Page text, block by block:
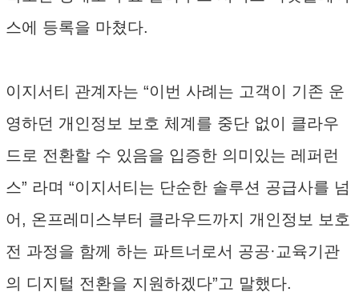
스에 등록을 마쳤다.
이지서티 관계자는 “이번 사례는 고객이 기존 운
영하던 개인정보 보호 체계를 중단 없이 클라우
드로 전환할 수 있음을 입증한 의미있는 레퍼런
스” 라며 “이지서티는 단순한 솔루션 공급사를 넘
어, 온프레미스부터 클라우드까지 개인정보 보호
전 과정을 함께 하는 파트너로서 공공·교육기관
의 디지털 전환을 지원하겠다”고 말했다.